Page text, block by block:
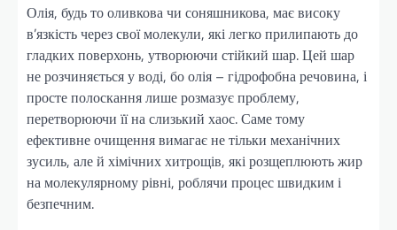
Олія, будь то оливкова чи соняшникова, має високу
в’язкість через свої молекули, які легко прилипають до
гладких поверхонь, утворюючи стійкий шар. Цей шар
не розчиняється у воді, бо олія – гідрофобна речовина, і
просте полоскання лише розмазує проблему,
перетворюючи її на слизький хаос. Саме тому
ефективне очищення вимагає не тільки механічних
зусиль, але й хімічних хитрощів, які розщеплюють жир
на молекулярному рівні, роблячи процес швидким і
безпечним.